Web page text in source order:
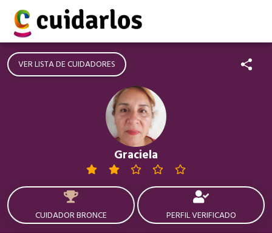
VER LISTA DE CUIDADORES
Graciela
CUIDADOR BRONCE PERFIL VERIFICADO